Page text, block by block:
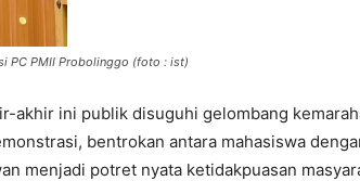
PC PMII Probolinggo (foto : ist)
akhir ini publik disuguhi gelombang
bentrokan antara mahasiswa
menjadi potret nyata ketidakpuasan